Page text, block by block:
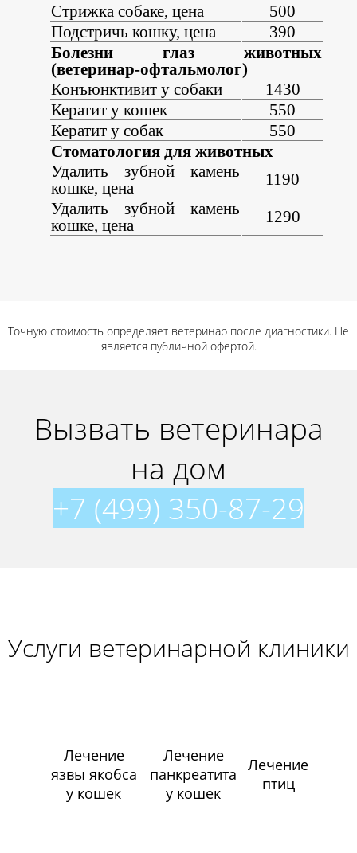
Стрижка собаке, цена
500
Подстричь кошку, цена
390
Болезни глаз животных
(ветеринар-офтальмолог)
Конъюнктивит у собаки
1430
Кератит у кошек
550
Кератит у собак
550
Стоматология для животных
Удалить зубной камень
кошке, цена
1190
Удалить зубной камень
кошке, цена
1290
Точную стоимость определяет ветеринар после диагностики. Не
является публичной офертой.
Вызвать ветеринара
на дом
+7 (499) 350-87-29
Услуги ветеринарной клиники
Лечение
язвы якобса
у кошек
Лечение
панкреатита
у кошек
Лечение
птиц